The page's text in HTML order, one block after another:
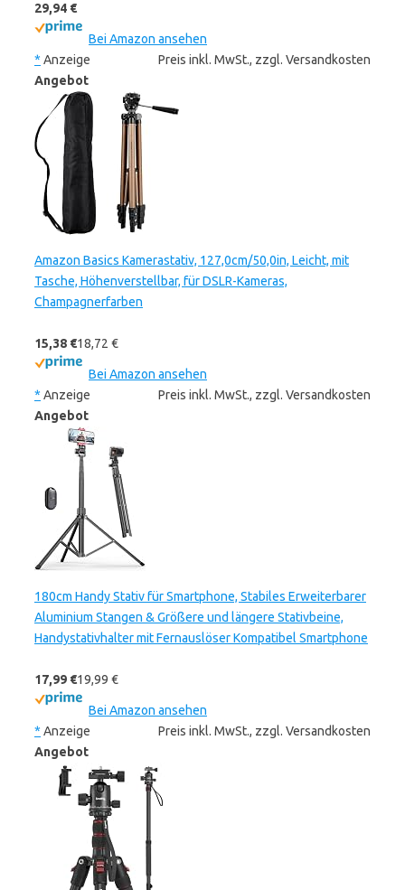
29,94 €
Bei Amazon ansehen
* Anzeige
Preis inkl. MwSt., zzgl. Versandkosten
Angebot
Amazon Basics Kamerastativ, 127,0cm/50,0in, Leicht, mit
Tasche, Höhenverstellbar, für DSLR-Kameras,
Champagnerfarben
15,38 €18,72 €
Bei Amazon ansehen
* Anzeige
Preis inkl. MwSt., zzgl. Versandkosten
Angebot
180cm Handy Stativ für Smartphone, Stabiles Erweiterbarer
Aluminium Stangen & Größere und längere Stativbeine,
Handystativhalter mit Fernauslöser Kompatibel Smartphone
17,99 €19,99 €
Bei Amazon ansehen
* Anzeige
Preis inkl. MwSt., zzgl. Versandkosten
Angebot